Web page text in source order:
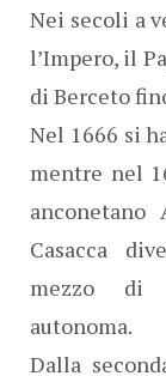
Nei secoli a
l’Impero, il
di Berceto
Nel 1666 si
mentre nel
Casacca
mezzo di
autonoma.
Dalla